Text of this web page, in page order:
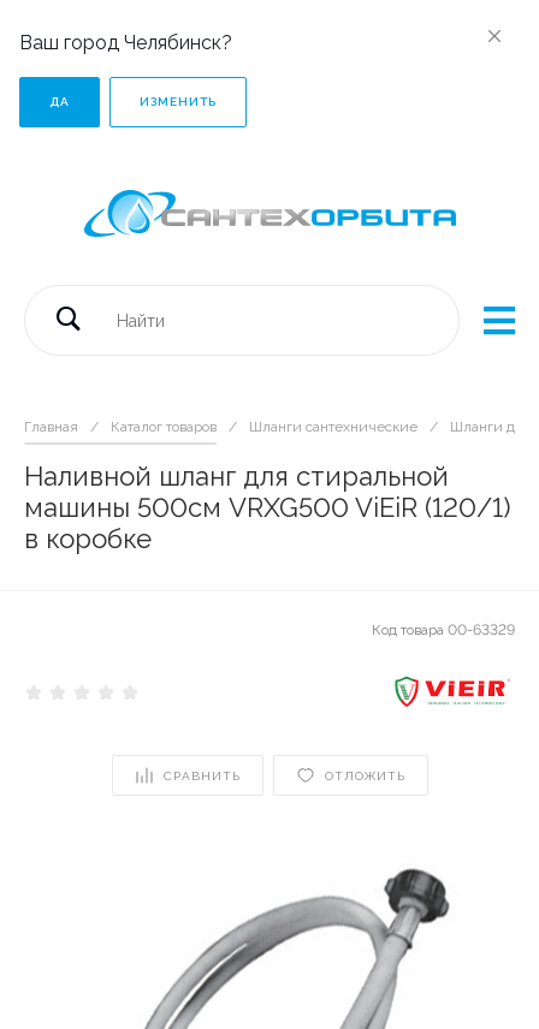
Ваш город Челябинск?
ДА ИЗМЕНИТЬ
Главная / Каталог товаров / Шланги сантехнические / Шланги для
Наливной шланг для стиральной
машины 500см VRXG500 ViEiR (120/1)
в коробке
Код товара 00-63329
СРАВНИТЬ ОТЛОЖИТЬ